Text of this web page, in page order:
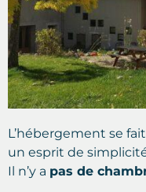
L’hébergement se
un esprit de
Il n’y a pas de